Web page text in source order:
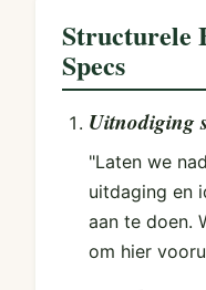
Structurele
Specs
Uitnodiging
"Laten we
uitdaging en
aan te doen.
om hier